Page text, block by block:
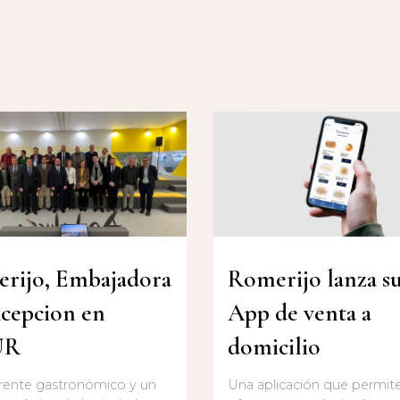
Embajadora
en
gastronómico y un
Romerijo lanza
App de venta a
domicilio
Una aplicación que